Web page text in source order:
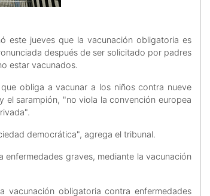
este jueves que la vacunación obligatoria es
después de ser solicitado por padres
estar vacunados.
obliga a vacunar a los niños contra nueve
el sarampión, "no viola la convención europea
democrática", agrega el tribunal.
graves, mediante la vacunación
vacunación obligatoria contra enfermedades